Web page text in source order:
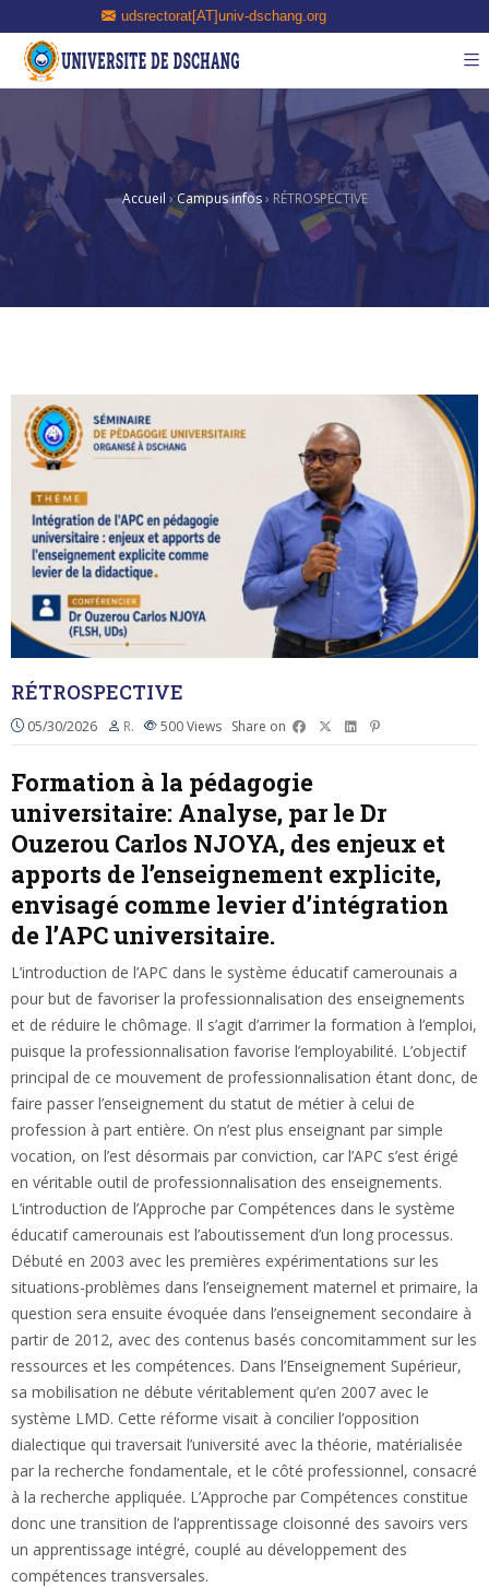
udsrectorat[AT]univ-dschang.org
Accueil ›Campus infos› RÉTROSPECTIVE
RÉTROSPECTIVE
05/30/2026 R. 500Views Share on
Formation à la pédagogie
universitaire: Analyse, par le Dr
Ouzerou Carlos NJOYA, des enjeux et
apports de l’enseignement explicite,
envisagé comme levier d’intégration
de l’APC universitaire.
L’introduction de l’APC dans le système éducatif camerounais a
pour but de favoriser la professionnalisation des enseignements
et de réduire le chômage. Il s’agit d’arrimer la formation à l’emploi,
puisque la professionnalisation favorise l’employabilité. L’objectif
principal de ce mouvement de professionnalisation étant donc, de
faire passer l’enseignement du statut de métier à celui de
profession à part entière. On n’est plus enseignant par simple
vocation, on l’est désormais par conviction, car l’APC s’est érigé
en véritable outil de professionnalisation des enseignements.
L’introduction de l’Approche par Compétences dans le système
éducatif camerounais est l’aboutissement d’un long processus.
Débuté en 2003 avec les premières expérimentations sur les
situations-problèmes dans l’enseignement maternel et primaire, la
question sera ensuite évoquée dans l’enseignement secondaire à
partir de 2012, avec des contenus basés concomitamment sur les
ressources et les compétences. Dans l’Enseignement Supérieur,
sa mobilisation ne débute véritablement qu’en 2007 avec le
système LMD. Cette réforme visait à concilier l’opposition
dialectique qui traversait l’université avec la théorie, matérialisée
par la recherche fondamentale, et le côté professionnel, consacré
à la recherche appliquée. L’Approche par Compétences constitue
donc une transition de l’apprentissage cloisonné des savoirs vers
un apprentissage intégré, couplé au développement des
compétences transversales.